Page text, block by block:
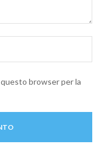
browser per la